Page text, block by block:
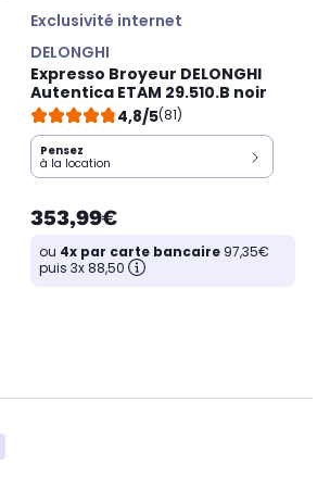
Exclusivité internet
DELONGHI
Expresso Broyeur DELONGHI
Autentica ETAM 29.510.B noir
4,8/5(81)
Pensez
à la location
353,99€
ou 4x par carte bancaire 97,35€
puis 3x 88,50